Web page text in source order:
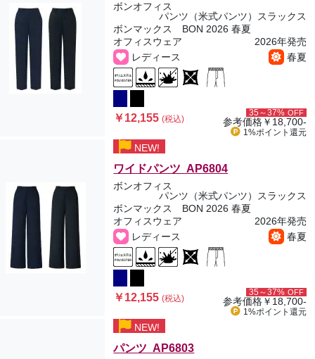
ボンオフィス
パンツ（米式パンツ）スラックス
ボンマックス BON 2026 春夏
オフィスウェア
2026年発売
レディース
春夏
￥12,155(税込)
35～37% OFF
参考価格￥18,700-
1%ポイント 還元
NEW!
ワイドパンツ AP6804
ボンオフィス
パンツ（米式パンツ）スラックス
ボンマックス BON 2026 春夏
オフィスウェア
2026年発売
レディース
春夏
￥12,155(税込)
35～37% OFF
参考価格￥18,700-
1%ポイント 還元
NEW!
パンツ AP6803